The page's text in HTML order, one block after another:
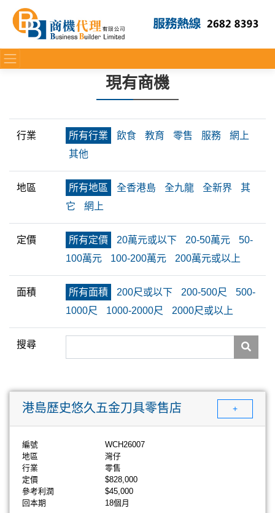
現有商機
行業 所有行業 飲食 教育 零售 服務
網上
其他
地區 所有地區 全香港島 全九龍 全新界
其
它
網上
定價 所有定價 20萬元或以下 20-50萬元
50-
100萬元
100-200萬元 200萬元或以上
面積 所有面積 200尺或以下 200-500尺
500-
1000尺
1000-2000尺 2000尺或以上
搜尋
港島歷史悠久五金刀具零售店 +
編號
WCH26007
地區
灣仔
行業
零售
定價
$828,000
參考利潤
$45,000
回本期
18個月